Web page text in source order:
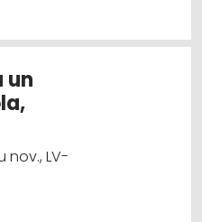
un
nov., LV-